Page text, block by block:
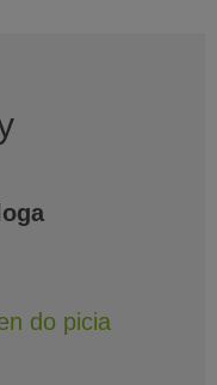
do picia